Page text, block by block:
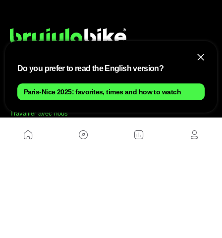
Plan du site
Travailler avec nous
SITES D'AMIS
Do you prefer to read the English version?
Paris-Nice 2025: favorites, times and how to watch